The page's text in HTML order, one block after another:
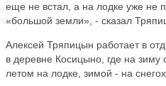
еще не встал, а на лодке уже не
«большой земли», - сказал
Алексей Тряпицын работает в
в деревне Косицыно, где на
летом на лодке, зимой - на